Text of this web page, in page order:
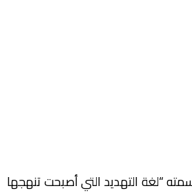
“لغة التهديد التي أصبحت تنهجها